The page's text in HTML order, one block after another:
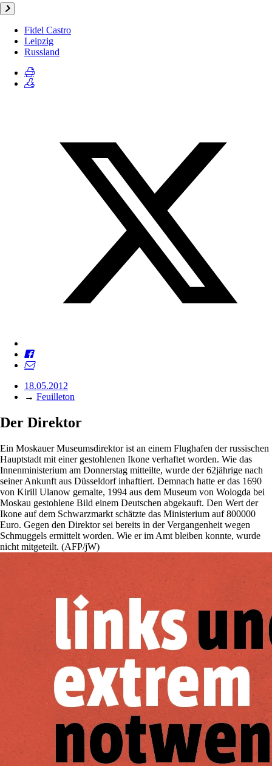
Fidel Castro
Leipzig
Russland
18.05.2012
→ Feuilleton
Der Direktor
Ein Moskauer Museumsdirektor ist an einem Flughafen der russischen
Hauptstadt mit einer gestohlenen Ikone verhaftet worden. Wie das
Innenministerium am Donnerstag mitteilte, wurde der 62jährige nach
seiner Ankunft aus Düsseldorf inhaftiert. Demnach hatte er das 1690
von Kirill Ulanow gemalte, 1994 aus dem Museum von Wologda bei
Moskau gestohlene Bild einem Deutschen abgekauft. Den Wert der
Ikone auf dem Schwarzmarkt schätzte das Ministerium auf 800000
Euro. Gegen den Direktor sei bereits in der Vergangenheit wegen
Schmuggels ermittelt worden. Wie er im Amt bleiben konnte, wurde
nicht mitgeteilt. (AFP/jW)